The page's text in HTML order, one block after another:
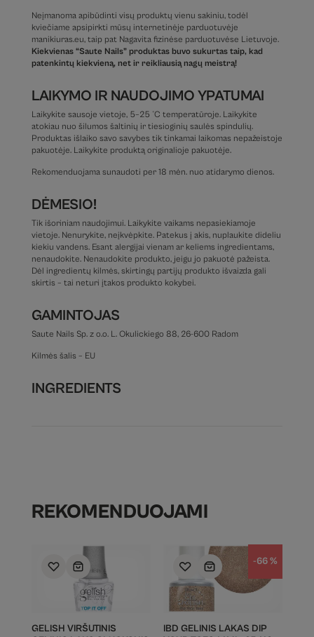
Neįmanoma apibūdinti visų produktų vienu sakiniu, todėl
kviečiame apsipirkti mūsų internetinėje parduotuvėje
manikiuras.eu, taip pat Nagavita fizinėse parduotuvėse Lietuvoje.
Kiekvienas “Saute Nails” produktas buvo sukurtas taip, kad
patenkintų kiekvieną, net ir reikliausią nagų meistrą!
LAIKYMO IR NAUDOJIMO YPATUMAI
Laikykite sausoje vietoje, 5–25 °C temperatūroje. Laikykite
atokiau nuo šilumos šaltinių ir tiesioginių saulės spindulių.
Produktas išlaiko savo savybes tik tinkamai laikomas nepažeistoje
pakuotėje. Laikykite produktą originalioje pakuotėje.
Rekomenduojama sunaudoti per 18 mėn. nuo atidarymo dienos.
DĖMESIO!
Tik išoriniam naudojimui. Laikykite vaikams nepasiekiamoje
vietoje. Nenurykite, neįkvėpkite. Patekus į akis, nuplaukite dideliu
kiekiu vandens. Esant alergijai vienam ar keliems ingredientams,
nenaudokite. Nenaudokite produkto, jeigu jo pakuotė pažeista.
Dėl ingredientų kilmės, skirtingų partijų produkto išvaizda gali
skirtis – tai neturi įtakos produkto kokybei.
GAMINTOJAS
Saute Nails Sp. z o.o. L. Okulickiego 88, 26-600 Radom
Kilmės šalis – EU
INGREDIENTS
REKOMENDUOJAMI
GELISH VIRŠUTINIS
-66 %
IBD GELINIS LAKAS DIP